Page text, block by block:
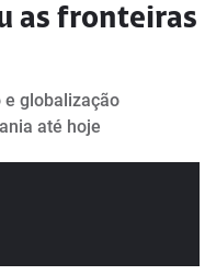
as fronteiras
e globalização
até hoje